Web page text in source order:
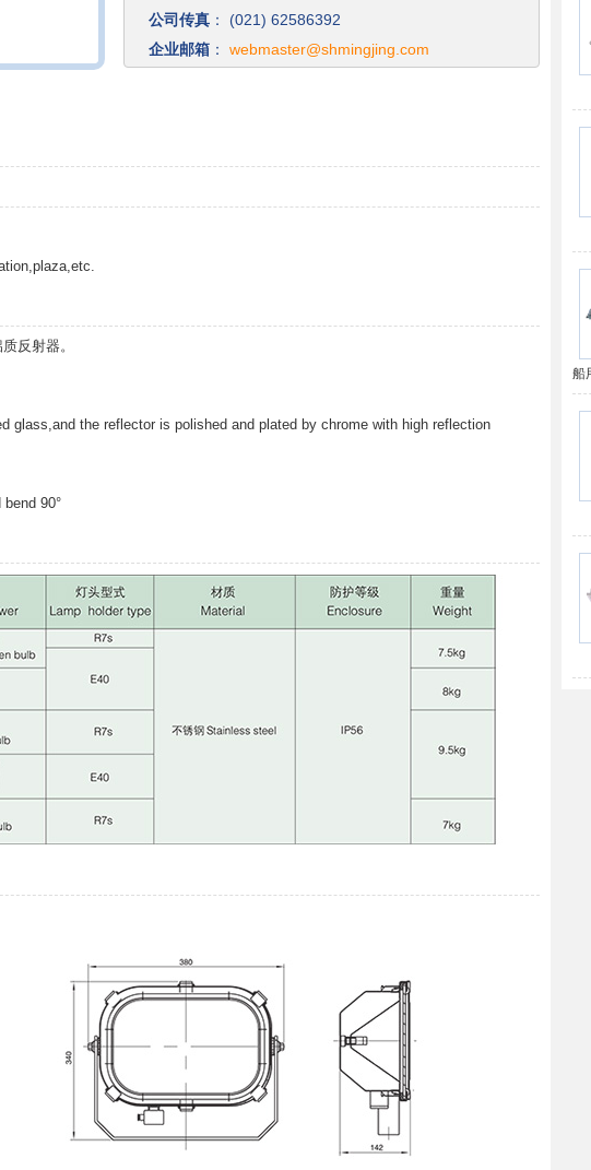
公司传真 ：
(021) 62586392
企业邮箱 ： webmaster@shmingjing.com
反射器。
glass,and the reflector is polished and plated by chrome with high reflection
90°